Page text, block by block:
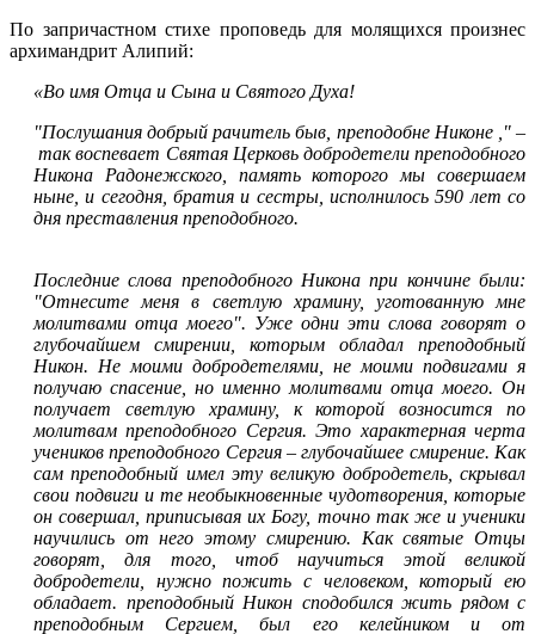
По запричастном стихе проповедь для молящихся произнес
архимандрит Алипий:
«Во имя Отца и Сына и Святого Духа!
"Послушания добрый рачитель быв, преподобне Никоне ," –
так воспевает Святая Церковь добродетели преподобного
Никона Радонежского, память которого мы совершаем
ныне, и сегодня, братия и сестры, исполнилось 590 лет со
дня преставления преподобного.
Последние слова преподобного Никона при кончине были:
"Отнесите меня в светлую храмину, уготованную мне
молитвами отца моего". Уже одни эти слова говорят о
глубочайшем смирении, которым обладал преподобный
Никон. Не моими добродетелями, не моими подвигами я
получаю спасение, но именно молитвами отца моего. Он
получает светлую храмину, к которой возносится по
молитвам преподобного Сергия. Это характерная черта
учеников преподобного Сергия – глубочайшее смирение. Как
сам преподобный имел эту великую добродетель, скрывал
свои подвиги и те необыкновенные чудотворения, которые
он совершал, приписывая их Богу, точно так же и ученики
научились от него этому смирению. Как святые Отцы
говорят, для того, чтоб научиться этой великой
добродетели, нужно пожить с человеком, который ею
обладает. преподобный Никон сподобился жить рядом с
преподобным Сергием, был его келейником и от